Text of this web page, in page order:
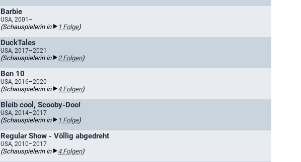
Barbie
USA, 2001–
(Schauspielerin in 1 Folge)
DuckTales
USA, 2017–2021
(Schauspielerin in 2 Folgen)
Ben 10
USA, 2016–2020
(Schauspielerin in 4 Folgen)
Bleib cool, Scooby-Doo!
USA, 2014–2017
(Schauspielerin in 1 Folge)
Regular Show - Völlig abgedreht
USA, 2010–2017
(Schauspielerin in 4 Folgen)